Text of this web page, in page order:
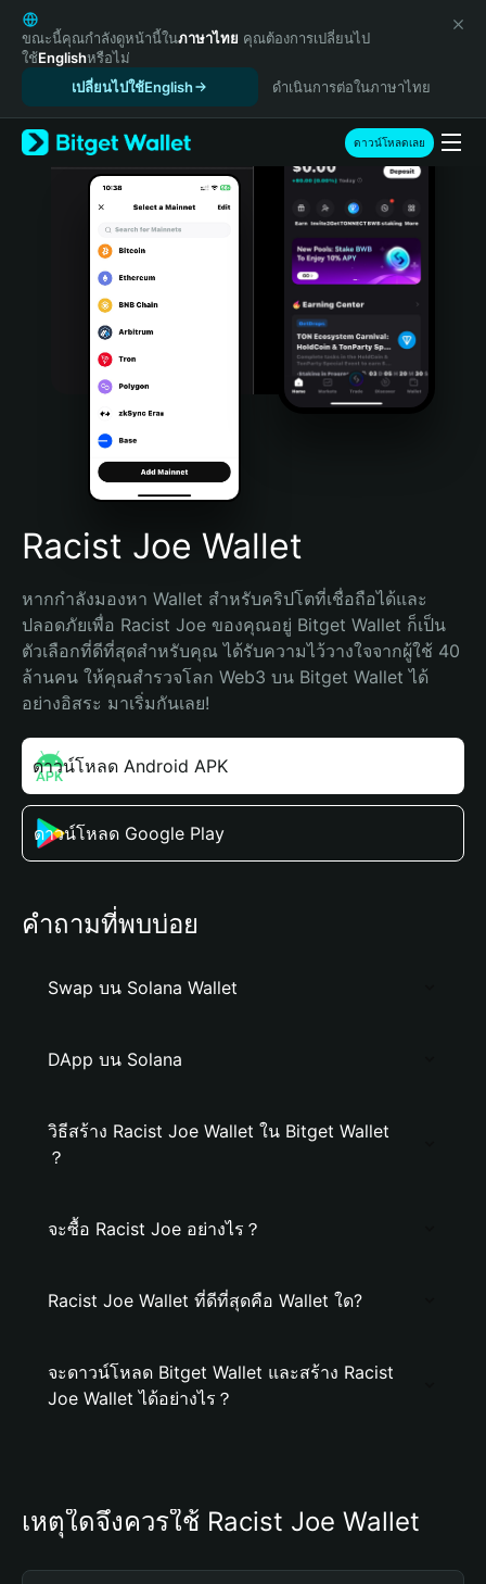
English
日本語
Tiếng Việt
Español (Latinoamérica)
Türkçe
Italiano
Português (Portugal)
Bahasa Indonesia
Português (Brasil)
Español (Argentina)
ขณะนี้คุณกำลังดูหน้านี้ในภาษาไทย คุณต้องการเปลี่ยนไป
ใช้Englishหรือไม่
เปลี่ยนไปใช้English
ดำเนินการต่อในภาษาไทย
ดาวน์โหลดเลย
Racist Joe Wallet
หากกำลังมองหา Wallet สำหรับคริปโตที่เชื่อถือได้และ
ปลอดภัยเพื่อ Racist Joe ของคุณอยู่ Bitget Wallet ก็เป็น
ตัวเลือกที่ดีที่สุดสำหรับคุณ ได้รับความไว้วางใจจากผู้ใช้ 40
ล้านคน ให้คุณสำรวจโลก Web3 บน Bitget Wallet ได้
อย่างอิสระ มาเริ่มกันเลย!
ดาวน์โหลด Android APK
ดาวน์โหลด Google Play
คำถามที่พบบ่อย
Swap บน Solana Wallet
DApp บน Solana
วิธีสร้าง Racist Joe Wallet ใน Bitget Wallet
？
จะซื้อ Racist Joe อย่างไร？
Racist Joe Wallet ที่ดีที่สุดคือ Wallet ใด?
จะดาวน์โหลด Bitget Wallet และสร้าง Racist
Joe Wallet ได้อย่างไร？
เหตุใดจึงควรใช้ Racist Joe Wallet